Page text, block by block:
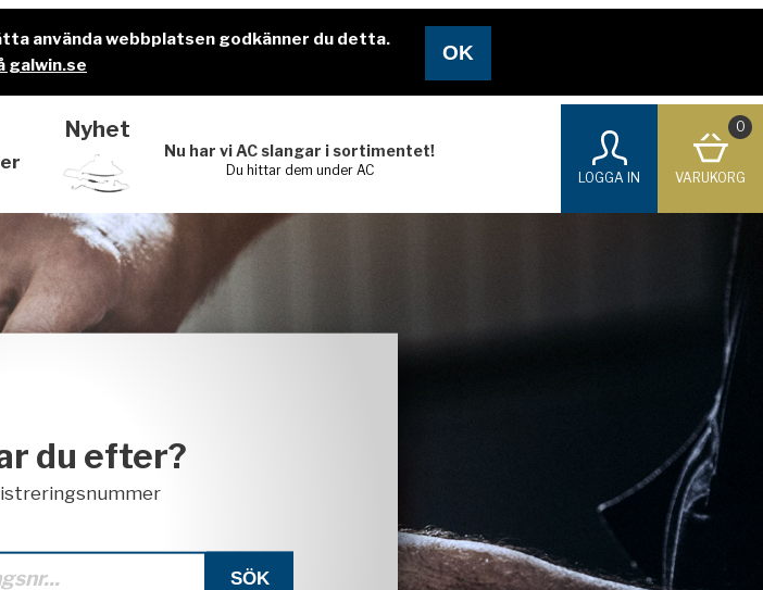
använda webbplatsen godkänner du detta.
galwin.se
Nyhet
Nu har vi AC slangar i sortimentet!
Du hittar dem under AC
LOGGA IN
0
VARUKORG
du efter?